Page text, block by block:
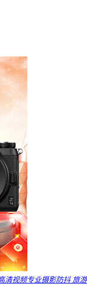
清视频专业摄影防抖 旅游